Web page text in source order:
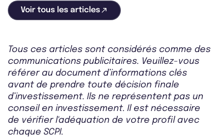
Voir tous les articles
Tous ces articles sont considérés comme des
communications publicitaires. Veuillez-vous
référer au document d’informations clés
avant de prendre toute décision finale
d’investissement. Ils ne représentent pas un
conseil en investissement. Il est nécessaire
de vérifier l'adéquation de votre profil avec
chaque SCPI.